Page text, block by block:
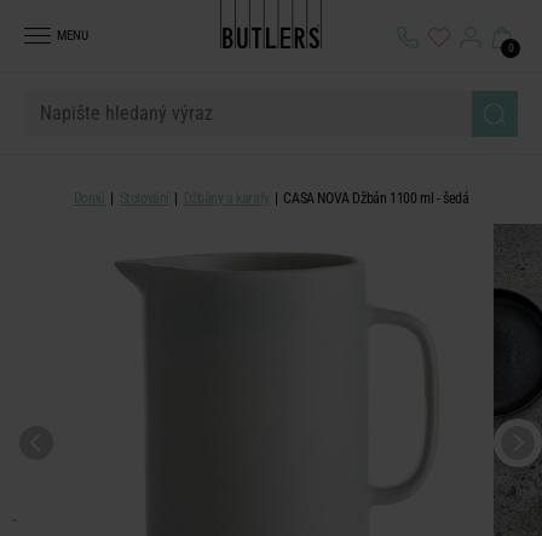
MENU
0
Domů Stolování Džbány a karafy CASA NOVA Džbán 1100 ml - šedá